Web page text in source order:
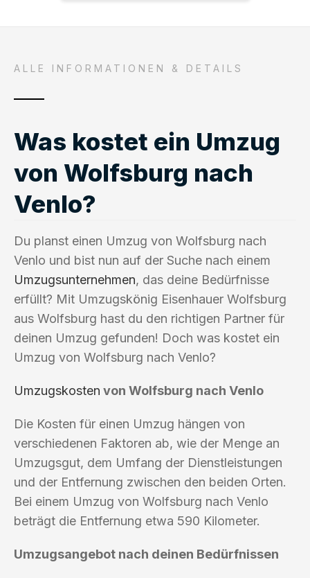
ALLE INFORMATIONEN & DETAILS
Was kostet ein Umzug
von Wolfsburg nach
Venlo?
Du planst einen Umzug von Wolfsburg nach
Venlo und bist nun auf der Suche nach einem
Umzugsunternehmen, das deine Bedürfnisse
erfüllt? Mit Umzugskönig Eisenhauer Wolfsburg
aus Wolfsburg hast du den richtigen Partner für
deinen Umzug gefunden! Doch was kostet ein
Umzug von Wolfsburg nach Venlo?
Umzugskosten von Wolfsburg nach Venlo
Die Kosten für einen Umzug hängen von
verschiedenen Faktoren ab, wie der Menge an
Umzugsgut, dem Umfang der Dienstleistungen
und der Entfernung zwischen den beiden Orten.
Bei einem Umzug von Wolfsburg nach Venlo
beträgt die Entfernung etwa 590 Kilometer.
Umzugsangebot nach deinen Bedürfnissen